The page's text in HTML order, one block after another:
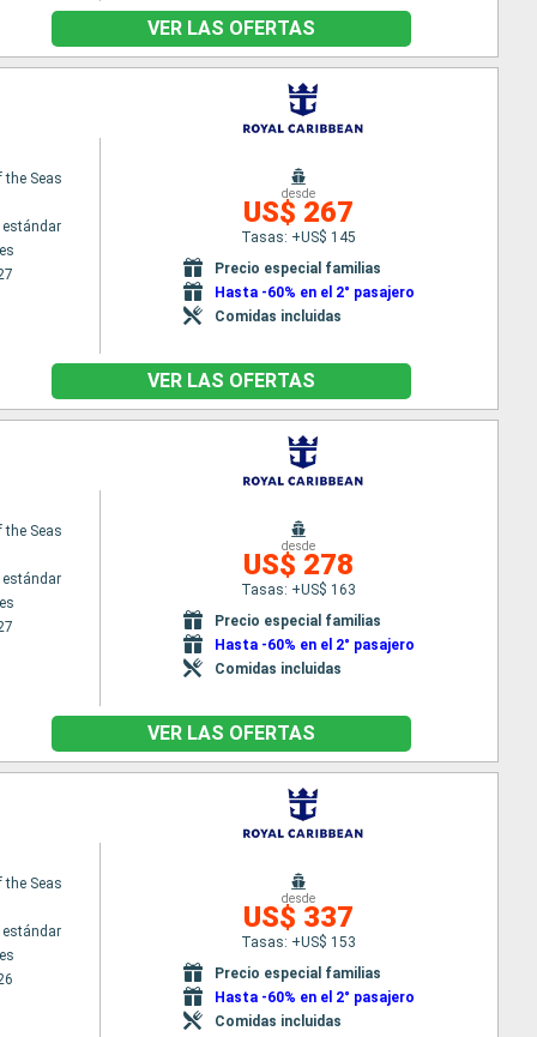
VER LAS OFERTAS
the Seas
desde
US$ 267
Tasas: +US$ 145
Precio especial familias
Hasta -60% en el 2° pasajero
Comidas incluidas
VER LAS OFERTAS
the Seas
desde
US$ 278
Tasas: +US$ 163
Precio especial familias
Hasta -60% en el 2° pasajero
Comidas incluidas
VER LAS OFERTAS
the Seas
desde
US$ 337
Tasas: +US$ 153
Precio especial familias
Hasta -60% en el 2° pasajero
Comidas incluidas